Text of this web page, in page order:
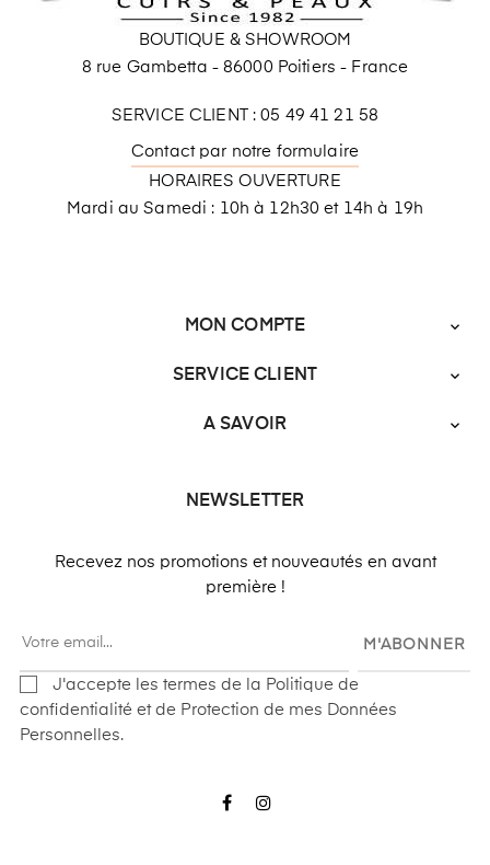
BOUTIQUE & SHOWROOM
8 rue Gambetta - 86000 Poitiers - France
SERVICE CLIENT : 05 49 41 21 58
Contact par notre formulaire
HORAIRES OUVERTURE
Mardi au Samedi : 10h à 12h30 et 14h à 19h
MON COMPTE 
SERVICE CLIENT 
A SAVOIR 
NEWSLETTER
Recevez nos promotions et nouveautés en avant
première !
M'ABONNER
J'accepte les termes de la Politique de
confidentialité et de Protection de mes Données
Personnelles.
Facebook